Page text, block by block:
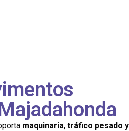
maquinaria, tráfico pesado y